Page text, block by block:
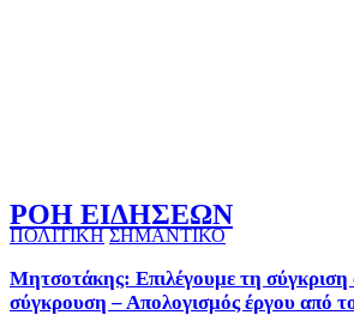
ΡΟΗ ΕΙΔΗΣΕΩΝ
ΠΟΛΙΤΙΚΗ ΣΗΜΑΝΤΙΚΟ
Μητσοτάκης: Επιλέγουμε τη σύγκριση
σύγκρουση – Απολογισμός έργου από